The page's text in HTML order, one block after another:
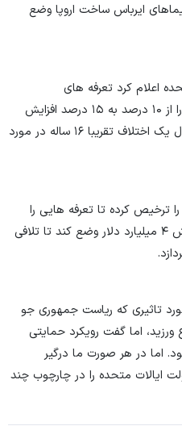
هواپیماهای ایرباس ساخت اروپا وضع
اعلام کرد تعرفه های
هواپیماهای وارداتی از اتحادیه اروپا را از ۱۰ درصد به ۱۵ درصد افزایش
می دهد و فشار بر بروکسل را به دنبال یک اختلاف تقریبا ۱۶ ساله در مورد
ترخیص کرده تا تعرفه هایی را
برای محصولات ایالات متحده به ارزش ۴ میلیارد دلار وضع کند تا تلافی
تاثیری که ریاست جمهوری جو
ورزید، اما گفت رویکرد حمایتی
اما در هر صورت ما درگیر
ایالات متحده را در چارچوب چند